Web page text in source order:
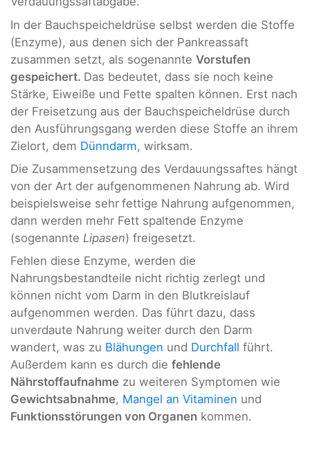
In der Bauchspeicheldrüse selbst werden die Stoffe
(Enzyme), aus denen sich der Pankreassaft
zusammen setzt, als sogenannte Vorstufen
gespeichert. Das bedeutet, dass sie noch keine
Stärke, Eiweiße und Fette spalten können. Erst nach
der Freisetzung aus der Bauchspeicheldrüse durch
den Ausführungsgang werden diese Stoffe an ihrem
Zielort, dem Dünndarm, wirksam.
Die Zusammensetzung des Verdauungssaftes hängt
von der Art der aufgenommenen Nahrung ab. Wird
beispielsweise sehr fettige Nahrung aufgenommen,
dann werden mehr Fett spaltende Enzyme
(sogenannte Lipasen) freigesetzt.
Fehlen diese Enzyme, werden die
Nahrungsbestandteile nicht richtig zerlegt und
können nicht vom Darm in den Blutkreislauf
aufgenommen werden. Das führt dazu, dass
unverdaute Nahrung weiter durch den Darm
wandert, was zu Blähungen und Durchfall führt.
Außerdem kann es durch die fehlende
Nährstoffaufnahme zu weiteren Symptomen wie
Gewichtsabnahme, Mangel an Vitaminen und
Funktionsstörungen von Organen kommen.